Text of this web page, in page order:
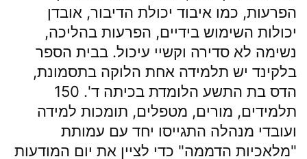
הפרעות, כמו איבוד יכולת הדיבור, אובדן
יכולות השימוש בידיים, הפרעות בהליכה,
נשימה לא סדירה וקשיי עיכול. בבית הספר
בלקינד יש תלמידה אחת הלוקה בתסמונת,
הדס בת התשע הלומדת בכיתה ד'. 150
תלמידים, מורים, מטפלים, תומכות למידה
ועובדי מנהלה התגייסו יחד עם עמותת
"מלאכיות הדממה" כדי לציין את יום המודעות